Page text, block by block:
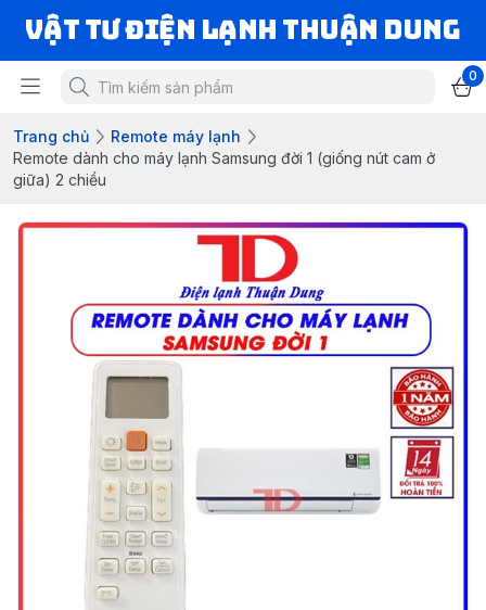
VẬT TƯ ĐIỆN LẠNH THUẬN DUNG
0
Trang chủ
Remote máy lạnh
Remote dành cho máy lạnh Samsung đời 1 (giống nút cam ở
giữa) 2 chiều